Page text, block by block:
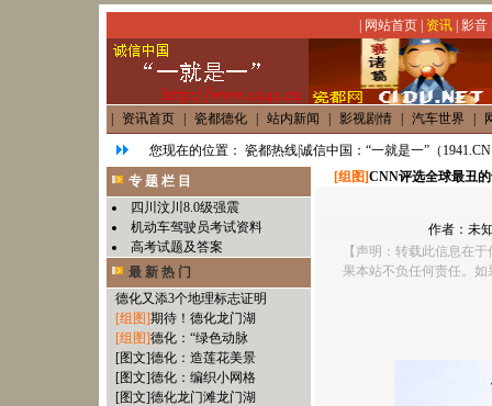
网站首页| 资讯| 影音
资讯首页 瓷都德化 站内新闻 影视剧情 汽车世界
您现在的位置： 瓷都热线|诚信中国：“一就是一”（
专 题 栏 目
四川汶川8.0级强震
机动车驾驶员考试资料
高考试题及答案
最 新 热 门
德化又添3个地理标志证明
[组图]期待！德化龙门湖
[组图]德化：“绿色动脉
[图文]德化：造莲花美景
[图文]德化：编织小网格
[图文]德化龙门滩龙门湖
[组图]CNN评选全球最丑
作者：未
【声明：转载此信息在
果本站不负任何责任。